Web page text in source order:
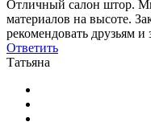
Отличный салон штор.
материалов на высоте.
рекомендовать друзьям
Ответить
Татьяна